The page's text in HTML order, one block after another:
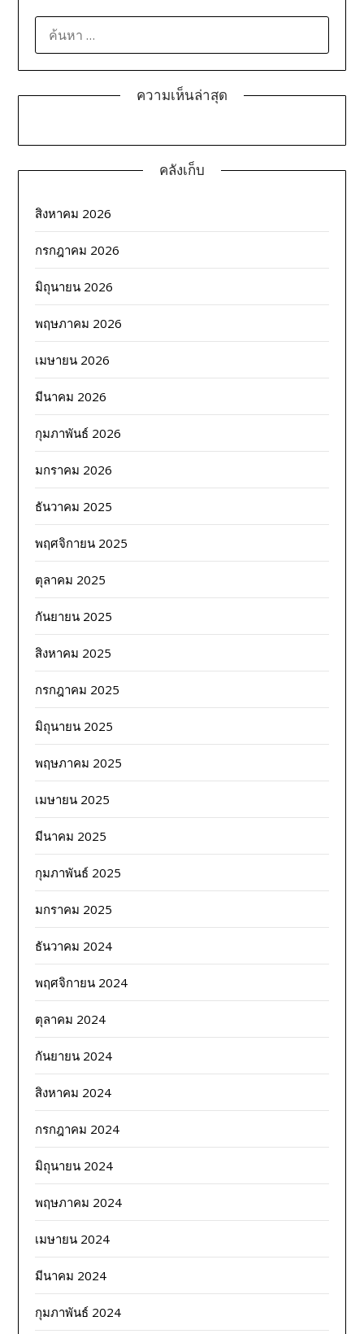
ค้นหา
สำหรับ:
ความเห็นล่าสุด
คลังเก็บ
สิงหาคม 2026
กรกฎาคม 2026
มิถุนายน 2026
พฤษภาคม 2026
เมษายน 2026
มีนาคม 2026
กุมภาพันธ์ 2026
มกราคม 2026
ธันวาคม 2025
พฤศจิกายน 2025
ตุลาคม 2025
กันยายน 2025
สิงหาคม 2025
กรกฎาคม 2025
มิถุนายน 2025
พฤษภาคม 2025
เมษายน 2025
มีนาคม 2025
กุมภาพันธ์ 2025
มกราคม 2025
ธันวาคม 2024
พฤศจิกายน 2024
ตุลาคม 2024
กันยายน 2024
สิงหาคม 2024
กรกฎาคม 2024
มิถุนายน 2024
พฤษภาคม 2024
เมษายน 2024
มีนาคม 2024
กุมภาพันธ์ 2024